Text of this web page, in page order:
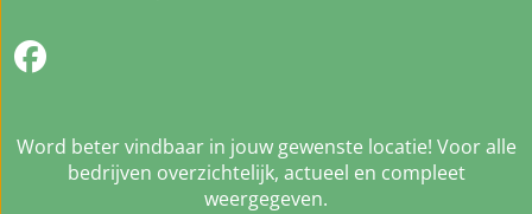
Word beter vindbaar in jouw gewenste locatie! Voor alle
bedrijven overzichtelijk, actueel en compleet
weergegeven.